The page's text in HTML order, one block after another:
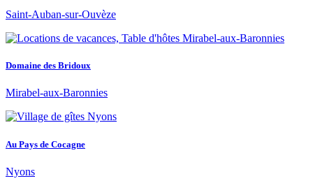
Saint-Auban-sur-Ouvèze
Domaine des Bridoux
Mirabel-aux-Baronnies
Au Pays de Cocagne
Nyons